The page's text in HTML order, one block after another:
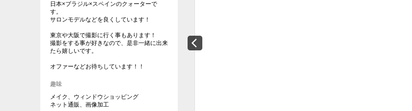
日本×ブラジル×スペインのクォーターで
す。
サロンモデルなどを良くしています！
東京や大阪で撮影に行く事もあります！
撮影をする事が好きなので、是非一緒に出来
たら嬉しいです。
オファーなどお待ちしています！！
趣味
メイク、ウィンドウショッピング
ネット通販、画像加工